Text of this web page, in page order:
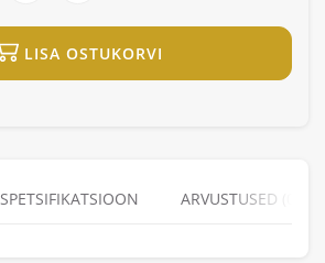
LISA OSTUKORVI
SPETSIFIKATSIOON ARVUSTUSED (0)